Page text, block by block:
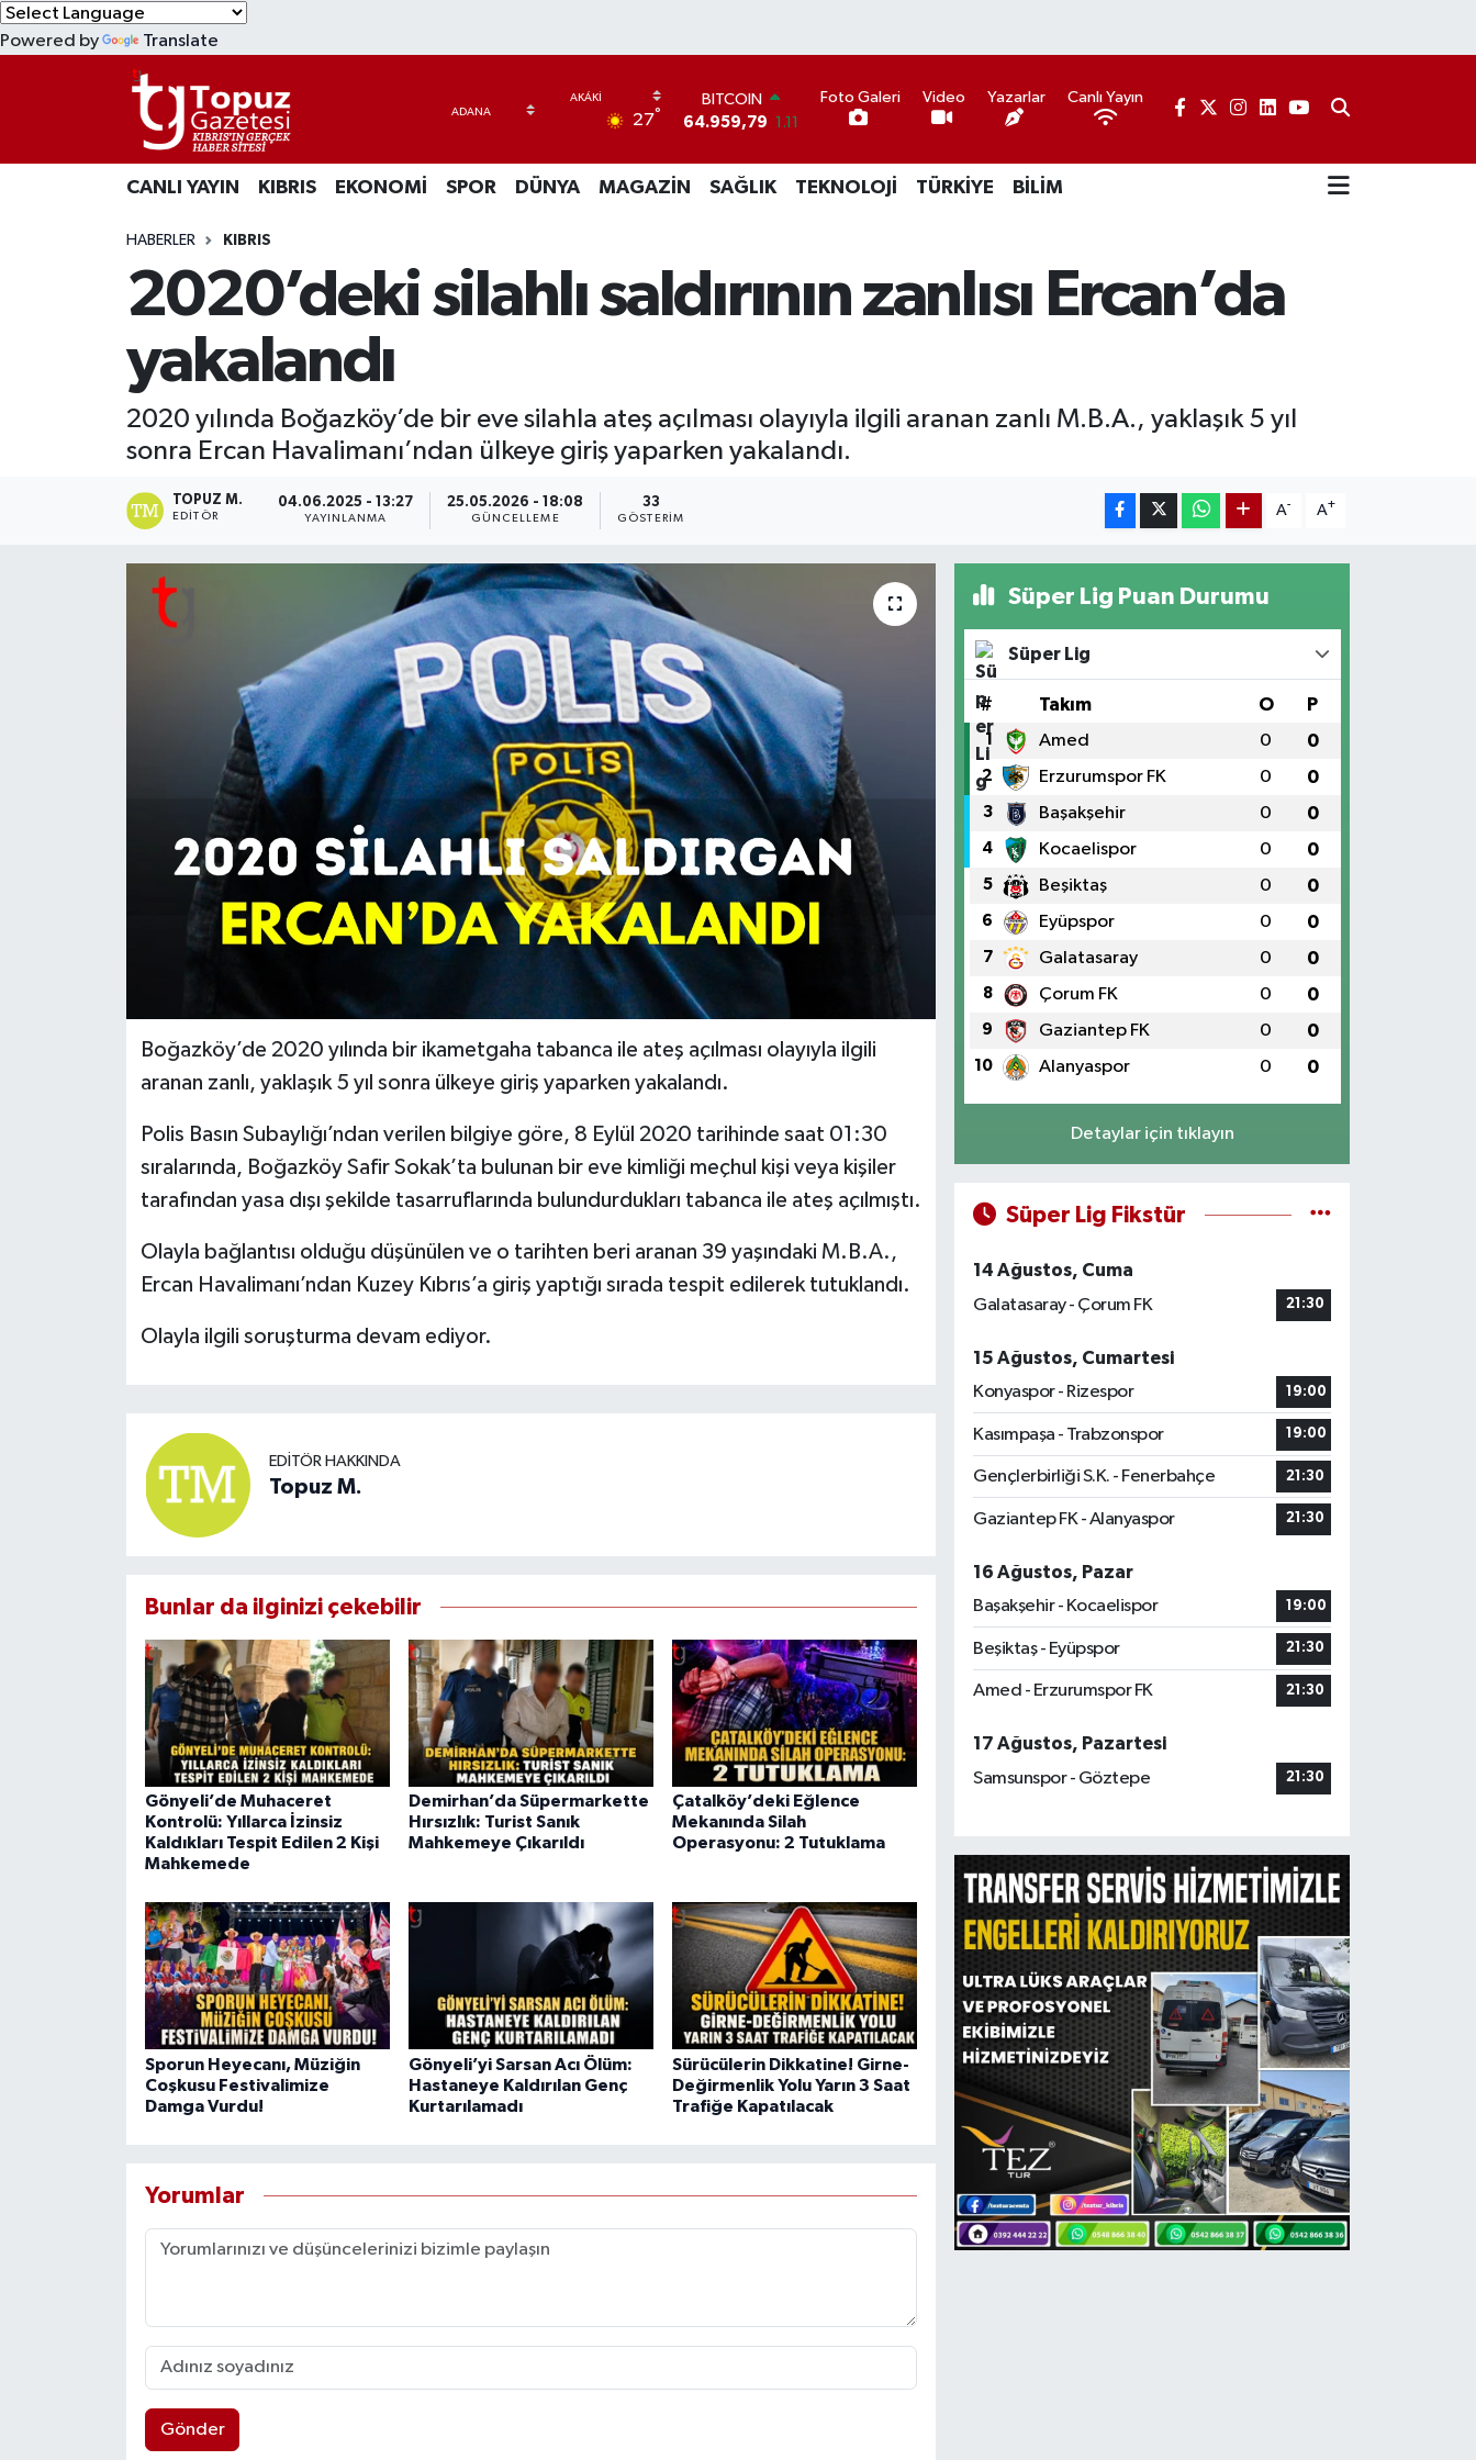
Powered by Translate
27°
BITCOIN
64.959,79 1.11
47,7436 0.18
EURO
GRAM ALTIN
6660.55
Foto Galeri Video Yazarlar Canlı Yayın
CANLI YAYIN KIBRIS EKONOMİ SPOR DÜNYA MAGAZİN SAĞLIK TEKNOLOJİ TÜRKİYE BİLİM
HABERLER KIBRIS
2020’deki silahlı saldırının zanlısı Ercan’da
yakalandı
2020 yılında Boğazköy’de bir eve silahla ateş açılması olayıyla ilgili aranan zanlı M.B.A., yaklaşık 5 yıl
sonra Ercan Havalimanı’ndan ülkeye giriş yaparken yakalandı.
TOPUZ M.
EDITÖR
04.06.2025 - 13:27
YAYINLANMA
25.05.2026 - 18:08
GÜNCELLEME
33
GÖSTERIM
A- A+
Boğazköy’de 2020 yılında bir ikametgaha tabanca ile ateş açılması olayıyla ilgili
aranan zanlı, yaklaşık 5 yıl sonra ülkeye giriş yaparken yakalandı.
Polis Basın Subaylığı’ndan verilen bilgiye göre, 8 Eylül 2020 tarihinde saat 01:30
sıralarında, Boğazköy Safir Sokak’ta bulunan bir eve kimliği meçhul kişi veya kişiler
tarafından yasa dışı şekilde tasarruflarında bulundurdukları tabanca ile ateş açılmıştı.
Olayla bağlantısı olduğu düşünülen ve o tarihten beri aranan 39 yaşındaki M.B.A.,
Ercan Havalimanı’ndan Kuzey Kıbrıs’a giriş yaptığı sırada tespit edilerek tutuklandı.
Olayla ilgili soruşturma devam ediyor.
EDITÖR HAKKINDA
Topuz M.
Bunlar da ilginizi çekebilir
Gönyeli’de Muhaceret
Kontrolü: Yıllarca İzinsiz
Kaldıkları Tespit Edilen 2 Kişi
Mahkemede
Demirhan’da Süpermarkette
Hırsızlık: Turist Sanık
Mahkemeye Çıkarıldı
Çatalköy’deki Eğlence
Mekanında Silah
Operasyonu: 2 Tutuklama
Sporun Heyecanı, Müziğin
Coşkusu Festivalimize
Damga Vurdu!
Gönyeli’yi Sarsan Acı Ölüm:
Hastaneye Kaldırılan Genç
Kurtarılamadı
Sürücülerin Dikkatine! Girne-
Değirmenlik Yolu Yarın 3 Saat
Trafiğe Kapatılacak
Yorumlar
Gönder
Süper Lig Puan Durumu
Süper Lig
# Takım O P
1 Amed 0 0
2 Erzurumspor FK 0 0
3 Başakşehir 0 0
4 Kocaelispor 0 0
5 Beşiktaş 0 0
6 Eyüpspor 0 0
7 Galatasaray 0 0
8 Çorum FK 0 0
9 Gaziantep FK 0 0
10 Alanyaspor 0 0
Detaylar için tıklayın
Süper Lig Fikstür
14 Ağustos, Cuma
Galatasaray - Çorum FK
21:30
15 Ağustos, Cumartesi
Konyaspor - Rizespor
19:00
Kasımpaşa - Trabzonspor 19:00
Gençlerbirliği S.K. - Fenerbahçe 21:30
Gaziantep FK - Alanyaspor 21:30
16 Ağustos, Pazar
Başakşehir - Kocaelispor
19:00
Beşiktaş - Eyüpspor 21:30
Amed - Erzurumspor FK 21:30
17 Ağustos, Pazartesi
Samsunspor - Göztepe
21:30
EKONOMİ
MAGAZİN
TEKNOLOJİ
Lefkoşa Nöbetçi Eczaneler
Lefkoşa Hava Durumu
Lefkoşa Trafik Yoğunluk Haritası
Süper Lig Puan Durumu ve Fikstür
Tüm Manşetler
Son Dakika Haberleri
Haber Arşivi